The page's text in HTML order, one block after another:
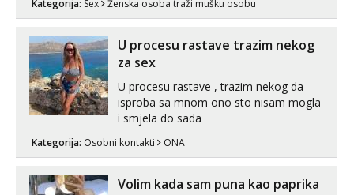
Pusenje i gutanje sperme Erotsko rublje
tijelu Iskljucivo neradim analni !!! I
Kategorija: Sex Ženska osoba traži mušku osobu
U procesu rastave trazim nekog
za sex
U procesu rastave , trazim nekog da
isproba sa mnom ono sto nisam mogla
i smjela do sada
Kategorija: Osobni kontakti ONA
Volim kada sam puna kao paprika